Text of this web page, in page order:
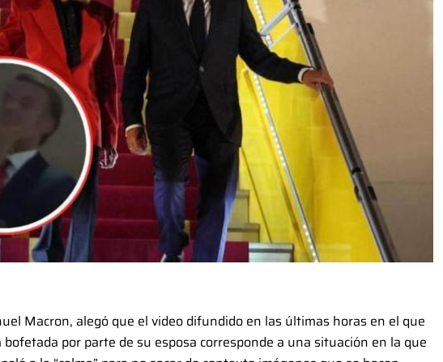
Macron, alegó que el video difundido en las últimas horas en el que
por parte de su esposa corresponde a una situación en la que